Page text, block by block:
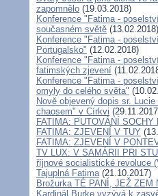
zapomnělo (19.03.2018)
Konference "Fatima -
současném světě (13.02.2018)
Konference "Fatima -
Portugalsko" (12.02.2018)
Konference "Fatima -
fatimských zjevení
Konference "Fatima -
omyly do celého světa"
Nově objevený dopis sr.
chaosem" v Církvi
FATIMA: PUTOVÁNÍ SOCHY
FATIMA: ZJEVENÍ V TUY
FATIMA: ZJEVENÍ V
TV LUX: V SAMÁRII PRI
říjnové socialistické revoluce
Tajuplná Fatima(21.10.2017)
Brožurka TÉ PANÍ, JEŽ
Kardinál Burke vyzývá k